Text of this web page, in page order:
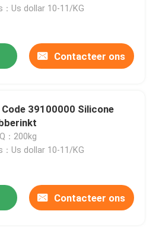
：Us dollar 10-11/KG
Contacteer ons
Code 39100000 Silicone
：200kg
：Us dollar 10-11/KG
Contacteer ons